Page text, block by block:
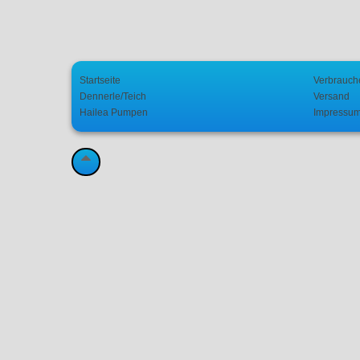
Startseite
Dennerle/Teich
Hailea Pumpen
Versand